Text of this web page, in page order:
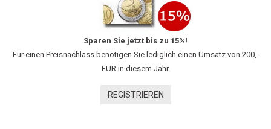
Sparen Sie jetzt bis zu 15%!
Für einen Preisnachlass benötigen Sie lediglich einen Umsatz von 200,-
EUR in diesem Jahr.
REGISTRIEREN